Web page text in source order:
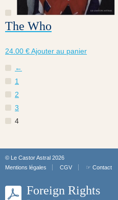
The Who
24.00 €Ajouter au panier
←
1
2
3
4
© Le Castor Astral 2026
Mentions légales
CGV ☞ Contact
Foreign Rights